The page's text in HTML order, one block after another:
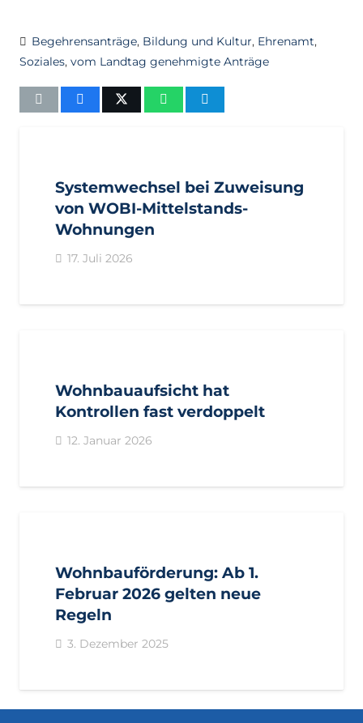
Begehrensanträge, Bildung und Kultur, Ehrenamt,
Soziales, vom Landtag genehmigte Anträge
Systemwechsel bei Zuweisung
von WOBI-Mittelstands-
Wohnungen
17. Juli 2026
Wohnbauaufsicht hat
Kontrollen fast verdoppelt
12. Januar 2026
Wohnbauförderung: Ab 1.
Februar 2026 gelten neue
Regeln
3. Dezember 2025